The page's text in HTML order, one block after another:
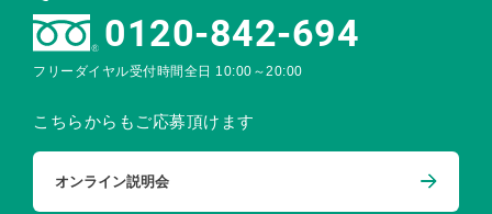
0120-842-694
フリーダイヤル受付時間全日 10:00～20:00
こちらからもご応募頂けます
オンライン説明会